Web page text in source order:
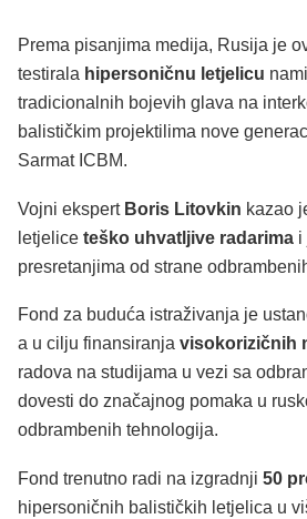
Prema pisanjima medija, Rusija je
testirala hipersoničnu letjelicu
tradicionalnih bojevih glava na
balističkim projektilima nove
Sarmat ICBM.
Vojni ekspertBoris Litovkin kazao
letjelice teško uhvatljive radarima i
presretanjima od strane
Fond za buduća istraživanja je
a u cilju finansiranja visokorizičnih
radova na studijama u vezi sa
dovesti do značajnog pomaka u
odbrambenih tehnologija.
Fond trenutno radi na izgradnji 50
hipersoničnih balističkih letjelica u